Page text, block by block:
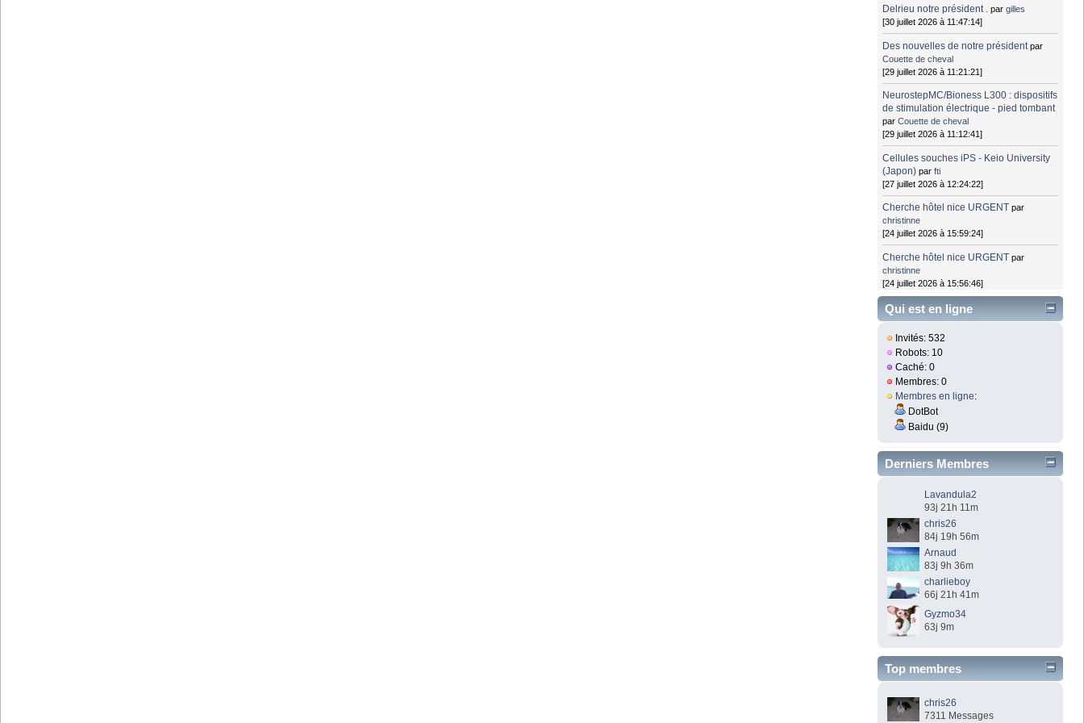
Delrieu notre président . pargilles
[30 juillet 2026 à 11:47:14]
Des nouvelles de notre président par
Couette de cheval
[29 juillet 2026 à 11:21:21]
NeurostepMC/Bioness L300 : dispositifs
de stimulation électrique - pied tombant
parCouette de cheval
[29 juillet 2026 à 11:12:41]
Cellules souches iPS - Keio University
(Japon) parfti
[27 juillet 2026 à 12:24:22]
Cherche hôtel nice URGENT par
christinne
[24 juillet 2026 à 15:59:24]
Cherche hôtel nice URGENT par
christinne
[24 juillet 2026 à 15:56:46]
Qui est en ligne
Invités: 532
Robots: 10
Caché: 0
Membres: 0
Membres en ligne:
DotBot
Baidu (9)
Derniers Membres
Lavandula2
93j 21h 11m
chris26
84j 19h 56m
Arnaud
83j 9h 36m
charlieboy
66j 21h 41m
Gyzmo34
63j 9m
Top membres
chris26
7311 Messages